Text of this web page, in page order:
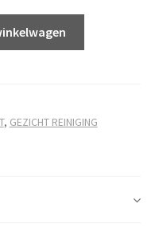
, GEZICHT REINIGING